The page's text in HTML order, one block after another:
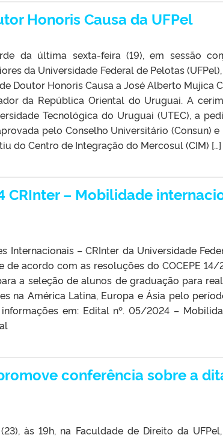
Honoris Causa da UFPel
da última sexta-feira (19), em sessão
da Universidade Federal de Pelotas
Doutor Honoris Causa a José Alberto Mujica
da República Oriental do Uruguai. A
Tecnológica do Uruguai (UTEC), a
pelo Conselho Universitário (Consun)
do Centro de Integração do Mercosul (CIM) […]
CRInter – Mobilidade
Internacionais – CRInter da Universidade
de acordo com as resoluções do COCEPE
a seleção de alunos de graduação para
na América Latina, Europa e Ásia pelo
informações em: Edital nº. 05/2024 –
conferência sobre a
às 19h, na Faculdade de Direito da